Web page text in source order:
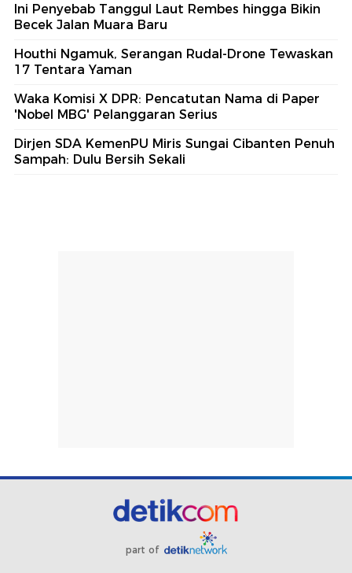
Ini Penyebab Tanggul Laut Rembes hingga Bikin
Becek Jalan Muara Baru
Houthi Ngamuk, Serangan Rudal-Drone Tewaskan
17 Tentara Yaman
Waka Komisi X DPR: Pencatutan Nama di Paper
'Nobel MBG' Pelanggaran Serius
Dirjen SDA KemenPU Miris Sungai Cibanten Penuh
Sampah: Dulu Bersih Sekali
part of